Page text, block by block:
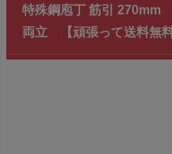
特殊鋼庖丁 筋引
両立 【頑張って送料無料